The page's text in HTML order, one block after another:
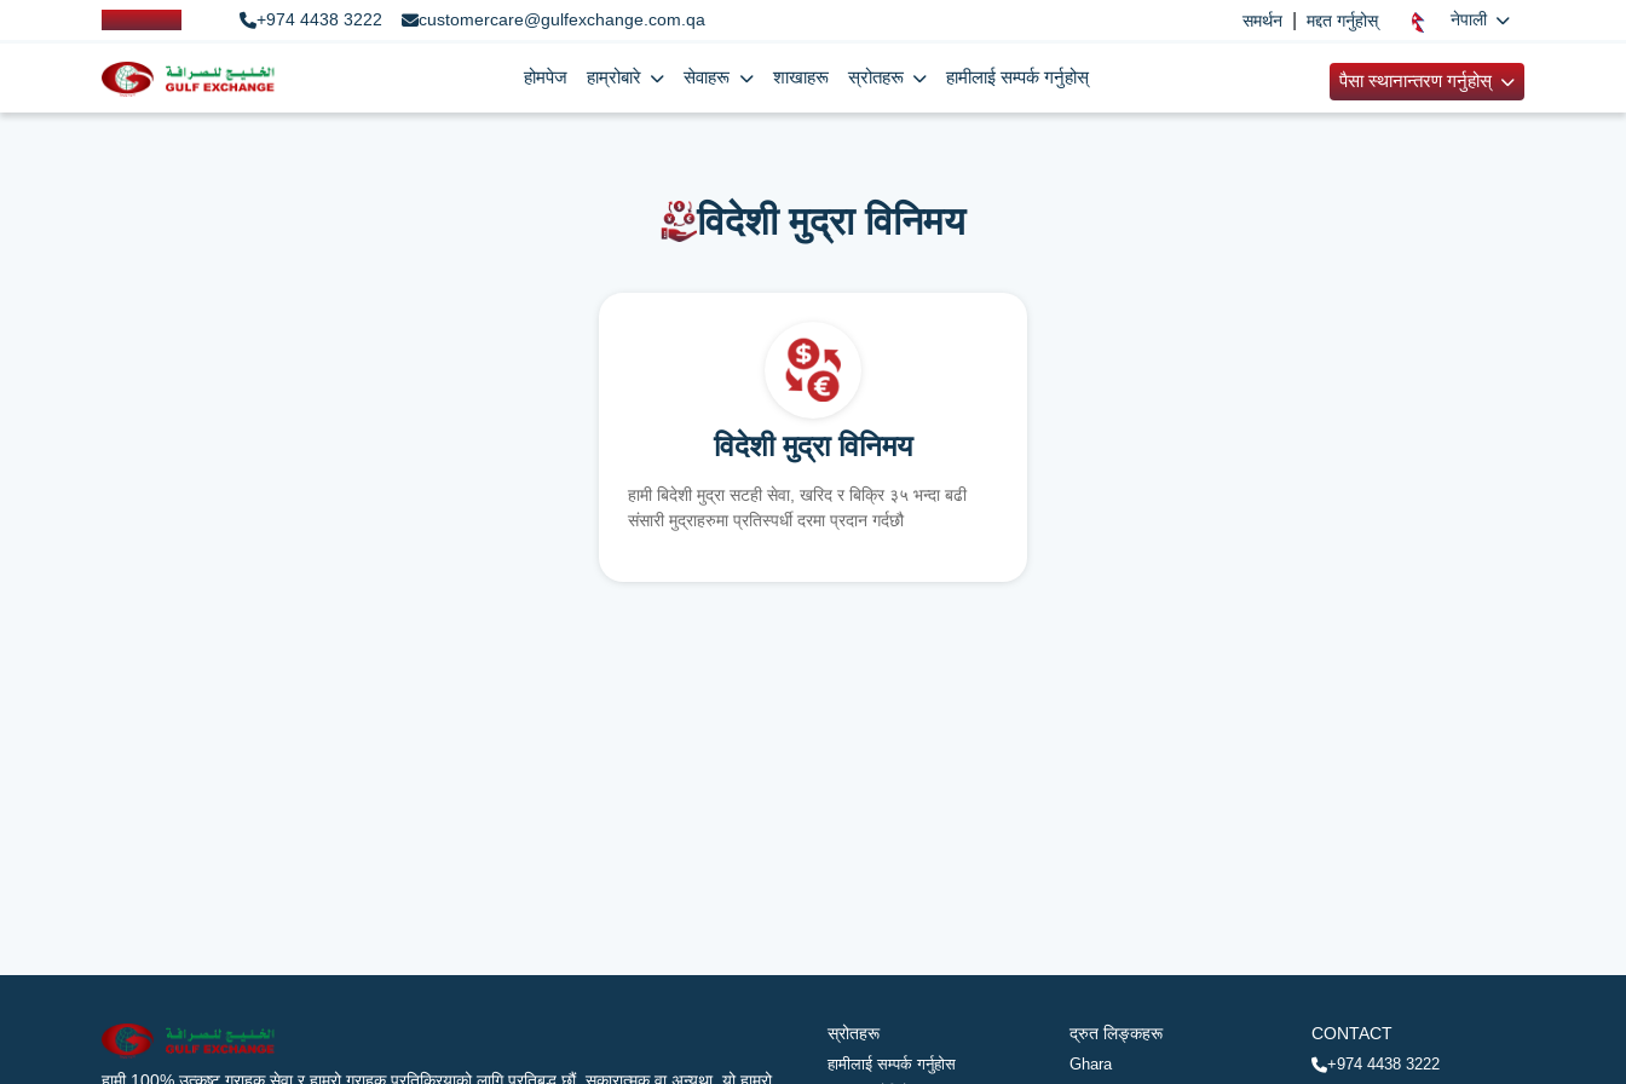
+974 4438 3222 customercare@gulfexchange.com.qa समर्थन मद्दत गर्नुहोस् नेपाली
होमपेज हाम्रोबारे सेवाहरू शाखाहरू स्रोतहरू हामीलाई सम्पर्क गर्नुहोस् पैसा स्थानान्तरण गर्नुहोस्
विदेशी मुद्रा विनिमय
विदेशी मुद्रा विनिमय
हामी बिदेशी मुद्रा सटही सेवा, खरिद र बिक्रि ३५ भन्दा बढी
संसारी मुद्राहरुमा प्रतिस्पर्धी दरमा प्रदान गर्दछौ
स्रोतहरू
हामीलाई सम्पर्क गर्नुहोस
द्रुत लिङ्कहरू
Ghara
CONTACT
+974 4438 3222